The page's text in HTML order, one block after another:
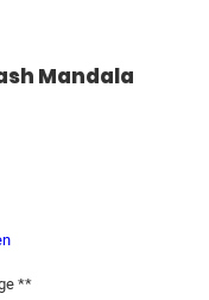
Mandala
**